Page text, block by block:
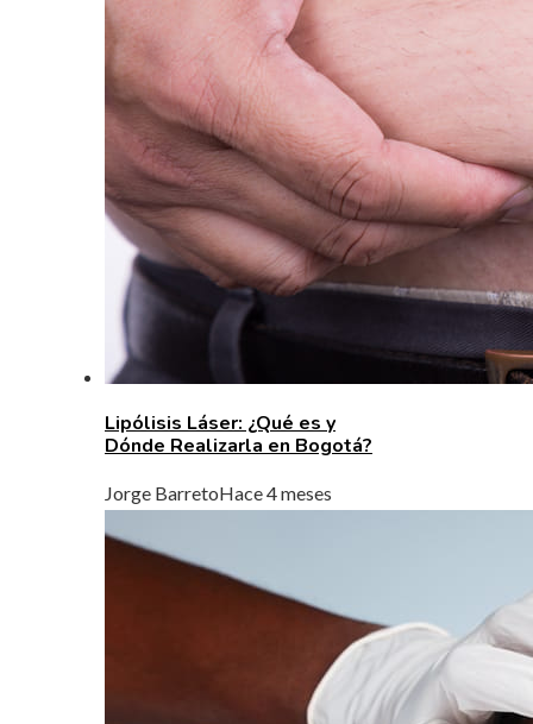
Lipólisis Láser: ¿Qué es y
Dónde Realizarla en Bogotá?
Jorge BarretoHace 4 meses